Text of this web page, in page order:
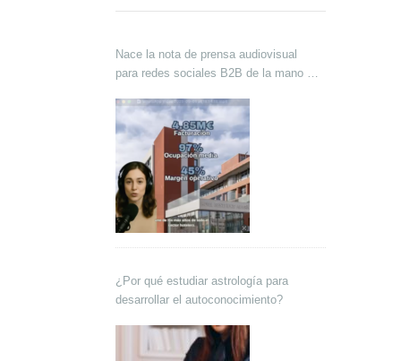
Nace la nota de prensa audiovisual
para redes sociales B2B de la mano de
¿Por qué estudiar astrología para
desarrollar el autoconocimiento?